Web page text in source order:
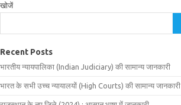
खोजें
Recent Posts
भारतीय न्यायपालिका (Indian Judiciary) की सामान्य जानकारी
भारत के सभी उच्च न्यायालयों (High Courts) की सामान्य जानकारी